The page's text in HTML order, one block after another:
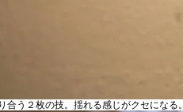
合う２枚の技。揺れる感じがクセになる。